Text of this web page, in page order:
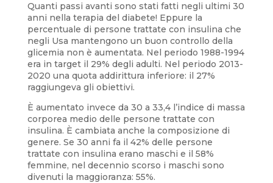
Quanti passi avanti sono stati fatti negli ultimi 30
anni nella terapia del diabete! Eppure la
percentuale di persone trattate con insulina che
negli Usa mantengono un buon controllo della
glicemia non è aumentata. Nel periodo 1988-1994
era in target il 29% degli adulti. Nel periodo 2013-
2020 una quota addirittura inferiore: il 27%
raggiungeva gli obiettivi.
È aumentato invece da 30 a 33,4 l’indice di massa
corporea medio delle persone trattate con
insulina. È cambiata anche la composizione di
genere. Se 30 anni fa il 42% delle persone
trattate con insulina erano maschi e il 58%
femmine, nel decennio scorso i maschi sono
divenuti la maggioranza: 55%.